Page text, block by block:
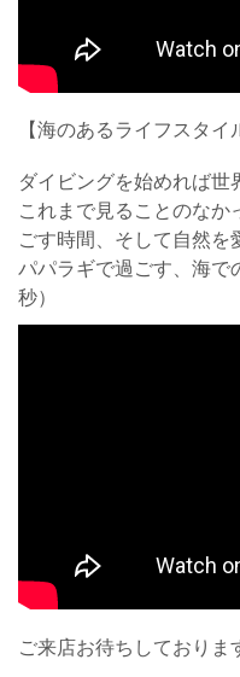
【海のあるライフスタイ
ダイビングを始めれば世
これまで見ることのなか
ごす時間、そして自然を
パパラギで過ごす、海で
秒）
ご来店お待ちしておりま